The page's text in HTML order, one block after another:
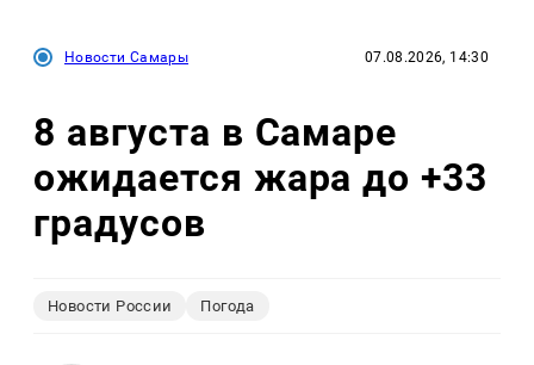
Новости Самары 07.08.2026, 14:30
8 августа в Самаре
ожидается жара до +33
градусов
Новости России Погода